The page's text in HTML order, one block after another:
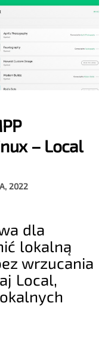
– Local
2022
dla
lokalną
wrzucania
Local,